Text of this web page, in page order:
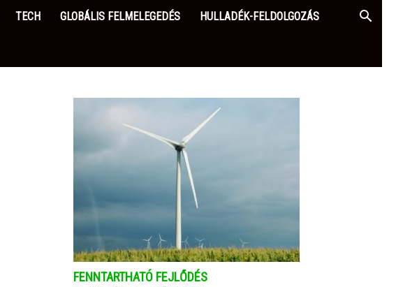
TECH GLOBÁLIS FELMELEGEDÉS HULLADÉK-FELDOLGOZÁS
FENNTARTHATÓ FEJLŐDÉS